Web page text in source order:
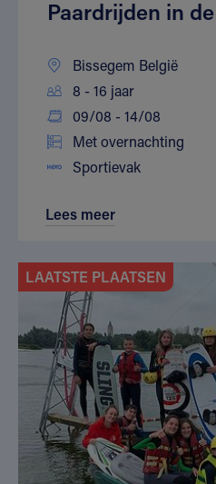
Paardrijden in
Bissegem België
8 - 16 jaar
09/08 - 14/08
Met overnachting
Sportievak
Lees meer
LAATSTE PLAATSEN